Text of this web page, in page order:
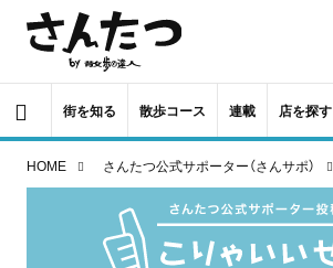
街を知る 散歩コース 連載 店を探す
HOME さんたつ公式サポーター（さんサポ）